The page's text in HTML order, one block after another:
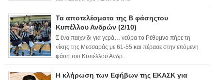
Τα αποτελέσματα της Β φάσηςτου
Κυπέλλου Ανδρών (2/10)
Σ ένα παιχνίδι για γερά… νεύρα το Ρέθυμνο πήρε τη
νίκης της Μεσσαράς με 61-55 και πέρασε στην επόμενη
φάση του Κυπέλλου Ανδρ...
Η κλήρωση των Εφήβων της ΕΚΑΣΚ για